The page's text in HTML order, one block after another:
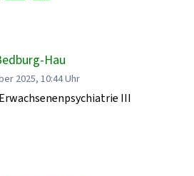
Hau
2025, 10:44 Uhr
III